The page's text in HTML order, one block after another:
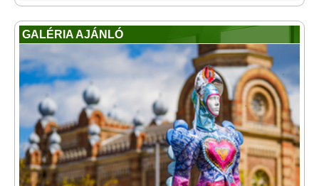
GALÉRIA AJÁNLÓ